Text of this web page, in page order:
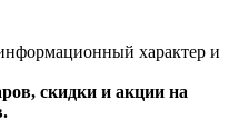
характер и
скидки и акции на